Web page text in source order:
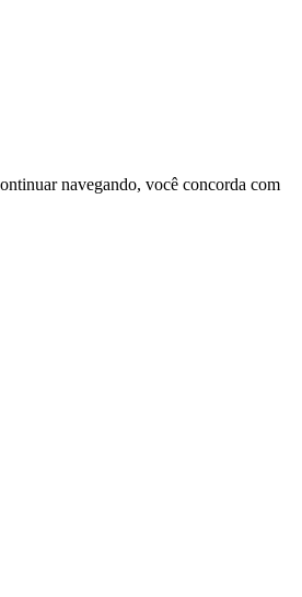
navegando, você concorda com